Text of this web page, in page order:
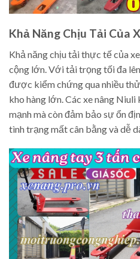
Khả Năng Chịu Tải Của
Khả năng chịu tải thực tế của
cộng lớn. Với tải trọng tối đa
được kiểm chứng qua nhiều
kho hàng lớn. Các xe nâng
mạnh mà còn đảm bảo sự ổn
tình trạng mất cân bằng và dễ